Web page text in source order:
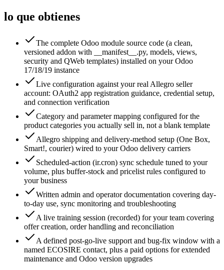
lo que obtienes
The complete Odoo module source code (a clean,
versioned addon with __manifest__.py, models, views,
security and QWeb templates) installed on your Odoo
17/18/19 instance
Live configuration against your real Allegro seller
account: OAuth2 app registration guidance, credential setup,
and connection verification
Category and parameter mapping configured for the
product categories you actually sell in, not a blank template
Allegro shipping and delivery-method setup (One Box,
Smart!, courier) wired to your Odoo delivery carriers
Scheduled-action (ir.cron) sync schedule tuned to your
volume, plus buffer-stock and pricelist rules configured to
your business
Written admin and operator documentation covering day-
to-day use, sync monitoring and troubleshooting
A live training session (recorded) for your team covering
offer creation, order handling and reconciliation
A defined post-go-live support and bug-fix window with a
named ECOSIRE contact, plus a paid options for extended
maintenance and Odoo version upgrades